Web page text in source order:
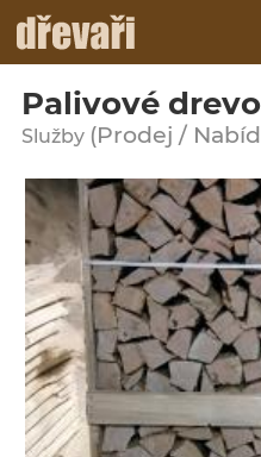
Palivové
Služby (Prodej /